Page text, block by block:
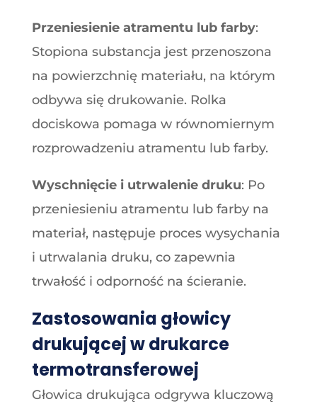
Przeniesienie atramentu lub farby:
Stopiona substancja jest przenoszona
na powierzchnię materiału, na którym
odbywa się drukowanie. Rolka
dociskowa pomaga w równomiernym
rozprowadzeniu atramentu lub farby.
Wyschnięcie i utrwalenie druku: Po
przeniesieniu atramentu lub farby na
materiał, następuje proces wysychania
i utrwalania druku, co zapewnia
trwałość i odporność na ścieranie.
Zastosowania głowicy
drukującej w drukarce
termotransferowej
Głowica drukująca odgrywa kluczową